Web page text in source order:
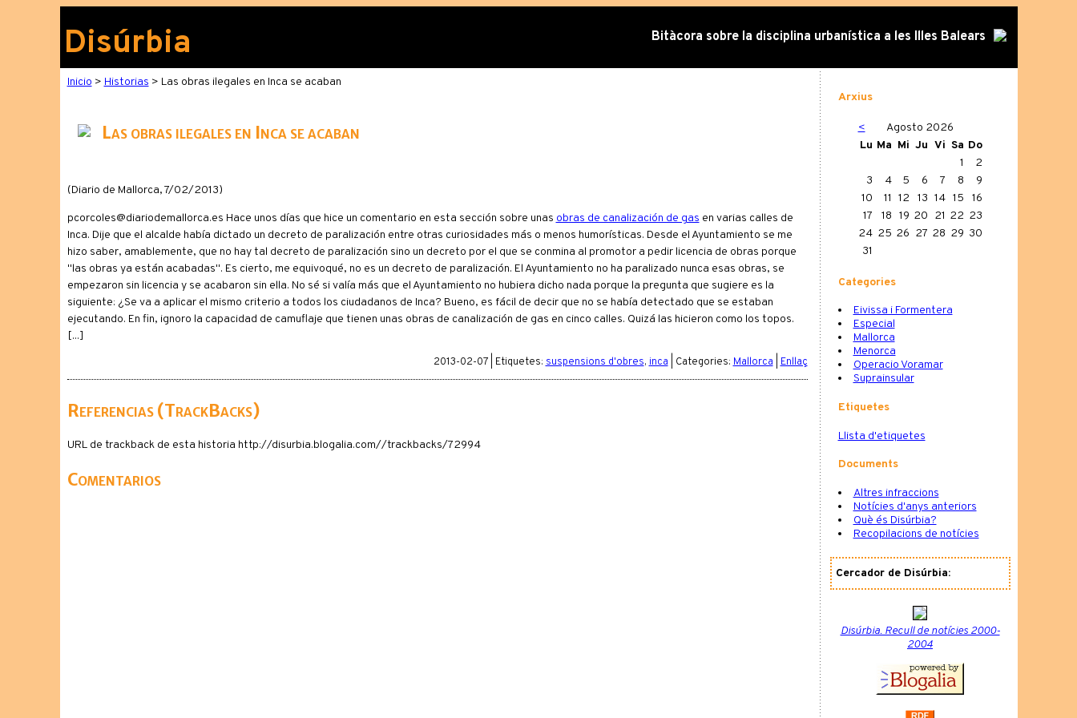
Disúrbia Bitàcora sobre la disciplina urbanística a les Illes Balears
Inicio > Historias > Las obras ilegales en Inca se acaban
Las obras ilegales en Inca se acaban
(Diario de Mallorca, 7/02/2013)
pcorcoles@diariodemallorca.es Hace unos días que hice un comentario en esta sección sobre unas obras de canalización de gas en varias calles de
Inca. Dije que el alcalde había dictado un decreto de paralización entre otras curiosidades más o menos humorísticas. Desde el Ayuntamiento se me
hizo saber, amablemente, que no hay tal decreto de paralización sino un decreto por el que se conmina al promotor a pedir licencia de obras porque
"las obras ya están acabadas". Es cierto, me equivoqué, no es un decreto de paralización. El Ayuntamiento no ha paralizado nunca esas obras, se
empezaron sin licencia y se acabaron sin ella. No sé si valía más que el Ayuntamiento no hubiera dicho nada porque la pregunta que sugiere es la
siguiente: ¿Se va a aplicar el mismo criterio a todos los ciudadanos de Inca? Bueno, es fácil de decir que no se había detectado que se estaban
ejecutando. En fin, ignoro la capacidad de camuflaje que tienen unas obras de canalización de gas en cinco calles. Quizá las hicieron como los topos.
[...]
2013-02-07 | Etiquetes: suspensions d'obres, inca | Categories: Mallorca Enllaç
Referencias (TrackBacks)
URL de trackback de esta historia http://disurbia.blogalia.com//trackbacks/72994
Comentarios
Arxius
<
Agosto 2026
Lu Ma Mi Ju Vi Sa Do
1
2
3
4 5 6 7 8
9
10
11 12 13 14 15
16
17
18 19 20 21 22 23
24 25 26 27 28 29 30
31
Categories
Eivissa i Formentera
Especial
Mallorca
Menorca
Operacio Voramar
Suprainsular
Etiquetes
Llista d'etiquetes
Documents
Altres infraccions
Notícies d'anys anteriors
Què és Disúrbia?
Recopilacions de notícies
Cercador de Disúrbia:
Disúrbia. Recull de notícies 2000-
2004